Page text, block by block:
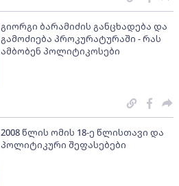
გიორგი ბარამიძის განცხადება და
გამოძიება პროკურატურაში - რას
ამბობენ პოლიტიკოსები
2008 წლის ომის 18-ე წლისთავი და
პოლიტიკური შეფასებები